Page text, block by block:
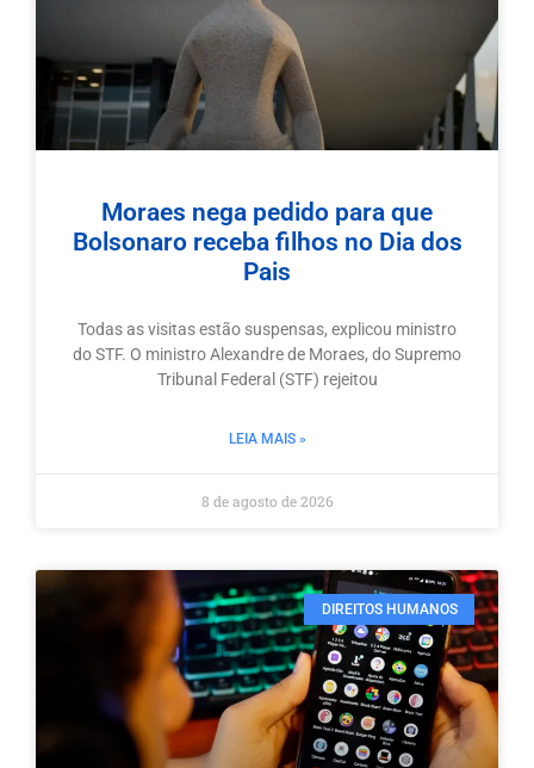
Moraes nega pedido para que
Bolsonaro receba filhos no Dia dos
Pais
Todas as visitas estão suspensas, explicou ministro
do STF. O ministro Alexandre de Moraes, do Supremo
Tribunal Federal (STF) rejeitou
LEIA MAIS »
8 de agosto de 2026
DIREITOS HUMANOS